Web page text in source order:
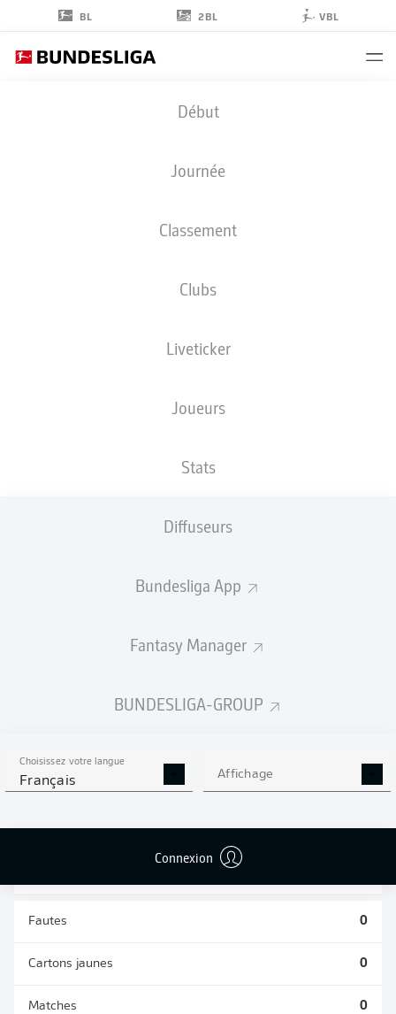
BL 2BL VBL
Début
Journée
Classement
Clubs
Liveticker
Joueurs
Stats
Diffuseurs
Bundesliga App
Fantasy Manager
BUNDESLIGA-GROUP
Choisissez votre langue
Français Affichage
Connexion
STATS DE LA SAISON
2025/2026
0 0
Fautes 0
Cartons jaunes 0
Matches 0